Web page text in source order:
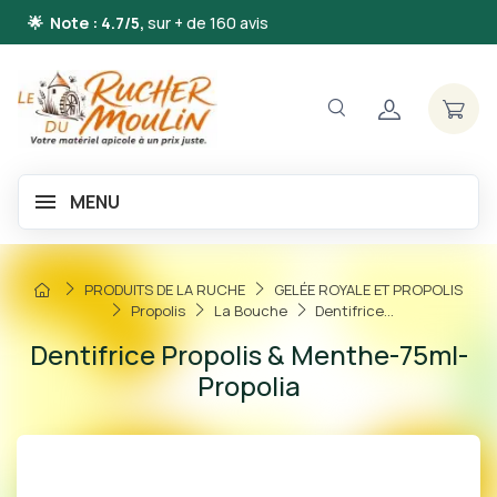
🌟 Note : 4.7/5, sur + de 160 avis
MENU
PRODUITS DE LA RUCHE
GELÉE ROYALE ET PROPOLIS
Propolis
La Bouche Dentifrice...
Dentifrice Propolis & Menthe-75ml-
Propolia